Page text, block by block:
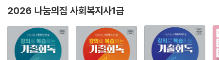
2026 나눔의집 사회복지사1급